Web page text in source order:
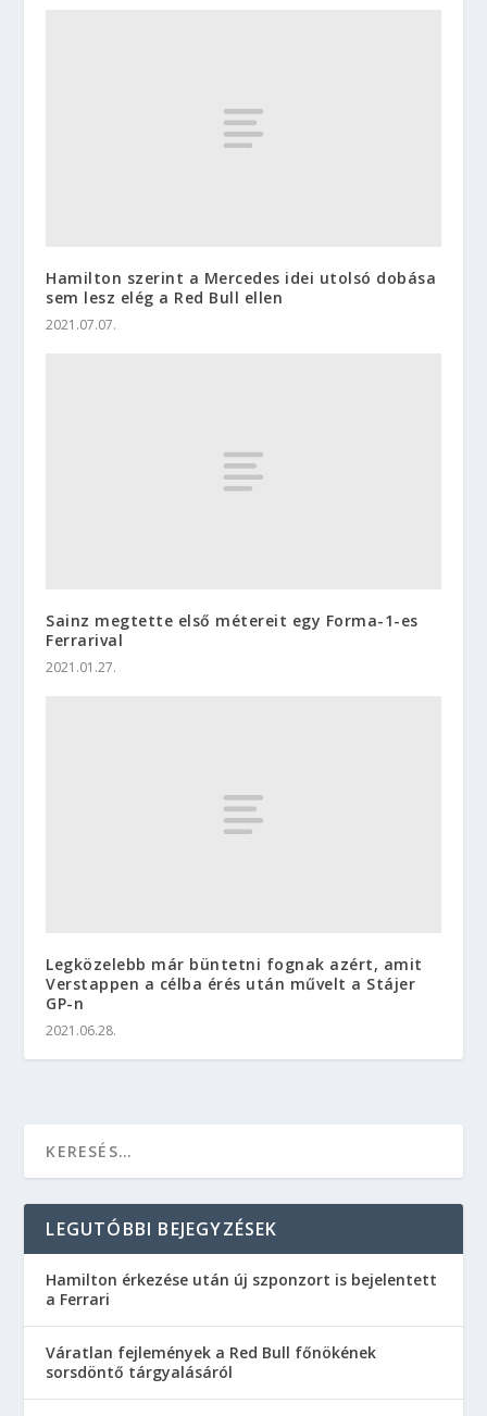
Hamilton szerint a Mercedes idei utolsó dobása
sem lesz elég a Red Bull ellen
2021.07.07.
Sainz megtette első métereit egy Forma-1-es
Ferrarival
2021.01.27.
Legközelebb már büntetni fognak azért, amit
Verstappen a célba érés után művelt a Stájer
GP-n
2021.06.28.
LEGUTÓBBI BEJEGYZÉSEK
Hamilton érkezése után új szponzort is bejelentett
a Ferrari
Váratlan fejlemények a Red Bull főnökének
sorsdöntő tárgyalásáról